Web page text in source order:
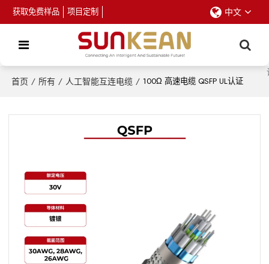
获取免费样品 项目定制 中文
首页 / 所有 / 人工智能互连电缆 / 100Ω 高速电缆 QSFP UL认证